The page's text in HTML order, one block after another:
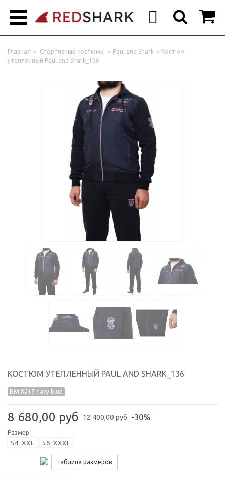
Главная > Спортивные костюмы > Paul and Shark > Костюм
утепленный Paul and Shark_136
КОСТЮМ УТЕПЛЕННЫЙ PAUL AND SHARK_136
BM 8215 navy blue
8 680,00 руб 12 400,00 руб -30%
Размер:
54-XXL 56-XXXL
Таблица размеров
 